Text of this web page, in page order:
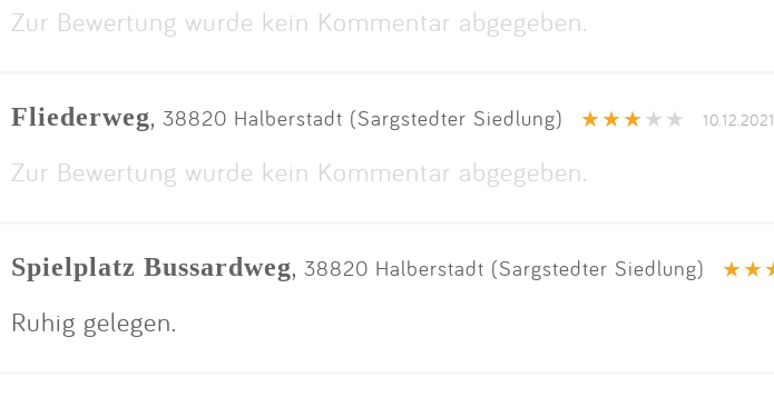
Zur Bewertung wurde kein Kommentar abgegeben.
Fliederweg, 38820 Halberstadt (Sargstedter Siedlung) 10.12.2021
Zur Bewertung wurde kein Kommentar abgegeben.
Spielplatz Bussardweg, 38820 Halberstadt (Sargstedter Siedlung)
Ruhig gelegen.